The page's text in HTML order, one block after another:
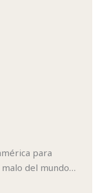
para
del mundo…